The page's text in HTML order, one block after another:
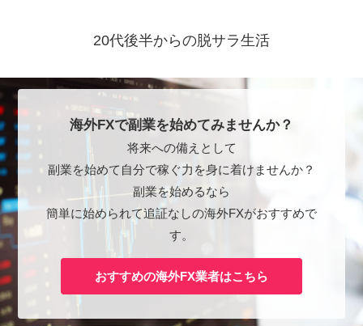
20代後半からの脱サラ生活
海外FXで副業を始めてみませんか？
将来への備えとして
副業を始めて自分で稼ぐ力を身に着けませんか？
副業を始めるなら
簡単に始められて追証なしの海外FXがおすすめで
す。
おすすめの海外FX業者はこちら